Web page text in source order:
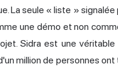
La seule « liste » signalée
une démo et non
Sidra est une véritable
million de personnes